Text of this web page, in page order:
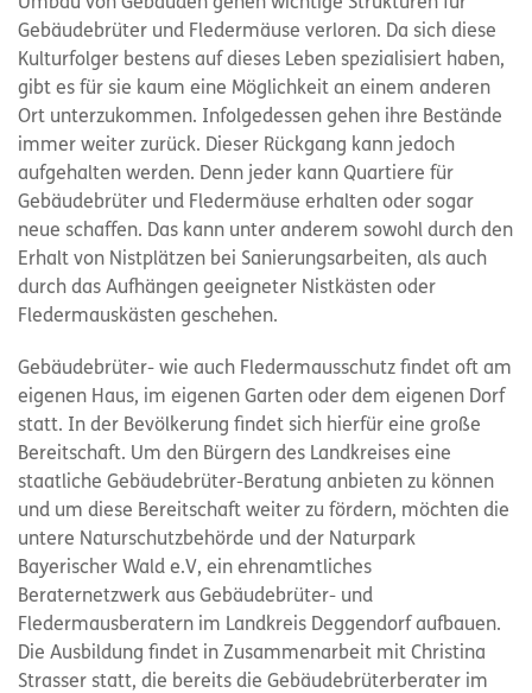
Gebäudebrüter und Fledermäuse verloren. Da sich diese
Kulturfolger bestens auf dieses Leben spezialisiert haben,
gibt es für sie kaum eine Möglichkeit an einem anderen
Ort unterzukommen. Infolgedessen gehen ihre Bestände
immer weiter zurück. Dieser Rückgang kann jedoch
aufgehalten werden. Denn jeder kann Quartiere für
Gebäudebrüter und Fledermäuse erhalten oder sogar
neue schaffen. Das kann unter anderem sowohl durch den
Erhalt von Nistplätzen bei Sanierungsarbeiten, als auch
durch das Aufhängen geeigneter Nistkästen oder
Fledermauskästen geschehen.
Gebäudebrüter- wie auch Fledermausschutz findet oft am
eigenen Haus, im eigenen Garten oder dem eigenen Dorf
statt. In der Bevölkerung findet sich hierfür eine große
Bereitschaft. Um den Bürgern des Landkreises eine
staatliche Gebäudebrüter-Beratung anbieten zu können
und um diese Bereitschaft weiter zu fördern, möchten die
untere Naturschutzbehörde und der Naturpark
Bayerischer Wald e.V, ein ehrenamtliches
Beraternetzwerk aus Gebäudebrüter- und
Fledermausberatern im Landkreis Deggendorf aufbauen.
Die Ausbildung findet in Zusammenarbeit mit Christina
Strasser statt, die bereits die Gebäudebrüterberater im